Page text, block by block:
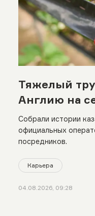
Тяжелый
Англию на
Собрали истории
официальных
посредников.
Карьера
04.08.2026, 09:28